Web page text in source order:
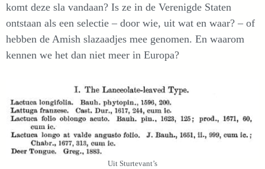
komt deze sla vandaan? Is ze in de Verenigde Staten
ontstaan als een selectie – door wie, uit wat en waar? – of
hebben de Amish slazaadjes mee genomen. En waarom
kennen we het dan niet meer in Europa?
Uit Sturtevant’s